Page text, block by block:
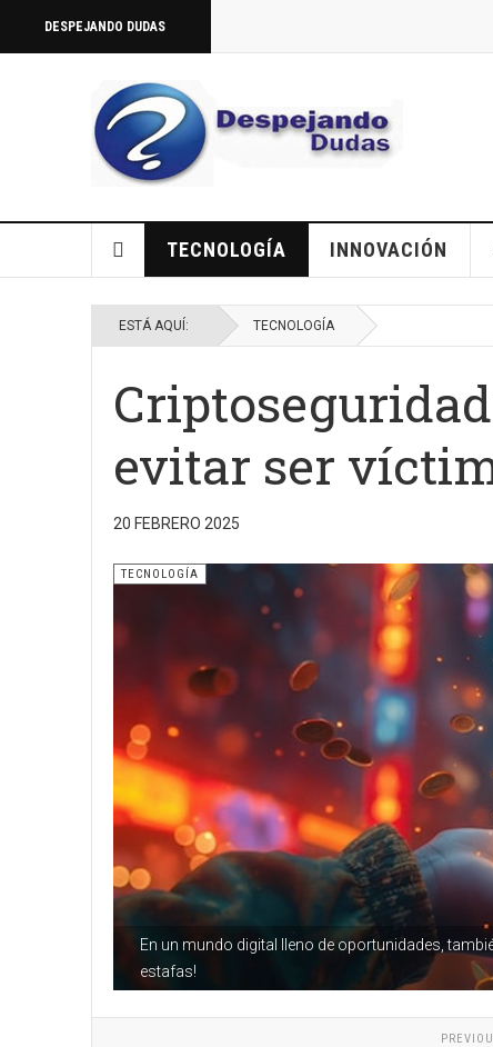
DESPEJANDO DUDAS
TECNOLOGÍA INNOVACIÓN
ESTÁ AQUÍ: TECNOLOGÍA
evitar ser
20 FEBRERO 2025
En un mundo digital lleno de oportunidades,
estafas!
TECNOLOGÍA